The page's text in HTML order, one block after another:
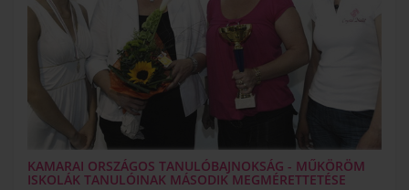
KAMARAI ORSZÁGOS TANULÓBAJNOKSÁG - MŰKÖRÖM
ISKOLÁK TANULÓINAK MÁSODIK MEGMÉRETTETÉSE